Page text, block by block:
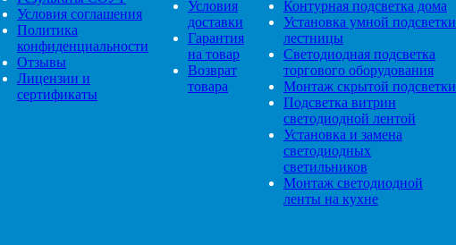
Условия соглашения
Политика
конфиденциальности
Отзывы
Лицензии и
сертификаты
Условия
доставки
Гарантия
на товар
Возврат
товара
Контурная подсветка дома
Установка умной подсветки
лестницы
Светодиодная подсветка
торгового оборудования
Монтаж скрытой подсветки
Подсветка витрин
светодиодной лентой
Установка и замена
светодиодных
светильников
Монтаж светодиодной
ленты на кухне